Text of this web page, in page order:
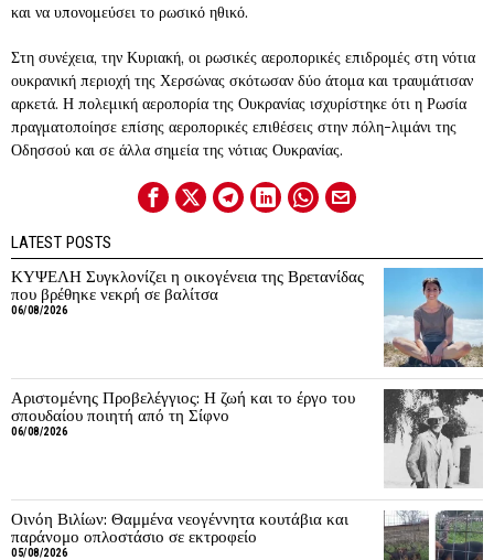
και να υπονομεύσει το ρωσικό ηθικό.
Στη συνέχεια, την Κυριακή, οι ρωσικές αεροπορικές επιδρομές στη νότια
ουκρανική περιοχή της Χερσώνας σκότωσαν δύο άτομα και τραυμάτισαν
αρκετά. Η πολεμική αεροπορία της Ουκρανίας ισχυρίστηκε ότι η Ρωσία
πραγματοποίησε επίσης αεροπορικές επιθέσεις στην πόλη-λιμάνι της
Οδησσού και σε άλλα σημεία της νότιας Ουκρανίας.
LATEST POSTS
ΚΥΨΕΛΗ Συγκλονίζει η οικογένεια της Βρετανίδας
που βρέθηκε νεκρή σε βαλίτσα
06/08/2026
Αριστομένης Προβελέγγιος: Η ζωή και το έργο του
σπουδαίου ποιητή από τη Σίφνο
06/08/2026
Οινόη Βιλίων: Θαμμένα νεογέννητα κουτάβια και
παράνομο οπλοστάσιο σε εκτροφείο
05/08/2026